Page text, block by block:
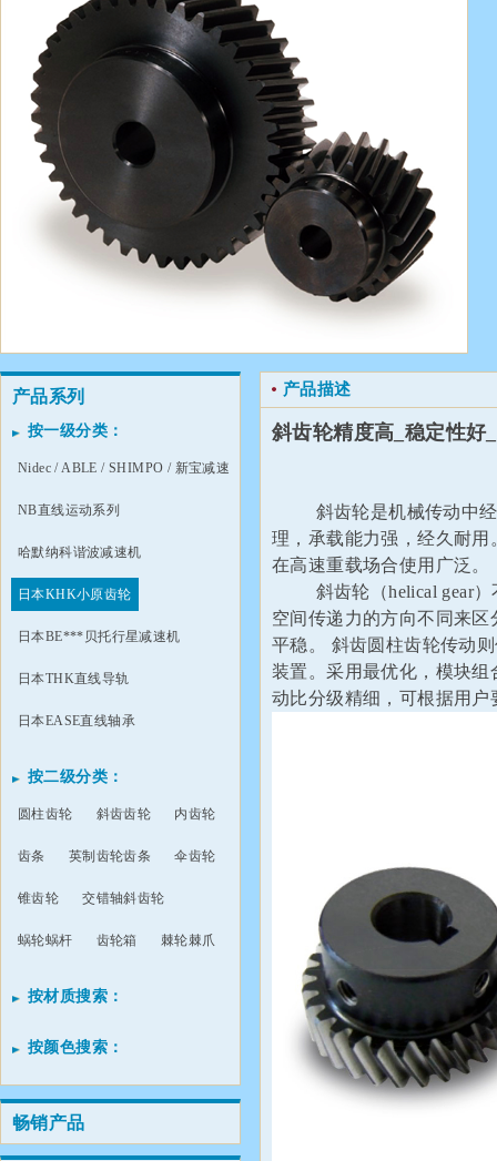
产品系列
按一级分类：
Nidec / ABLE / SHIMPO / 新宝减速
机
NB直线运动系列
哈默纳科谐波减速机
日本KHK小原齿轮
日本BE***贝托行星减速机
日本THK直线导轨
日本EASE直线轴承
按二级分类：
圆柱齿轮 斜齿齿轮 内齿轮
齿条 英制齿轮齿条 伞齿轮
锥齿轮 交错轴斜齿轮
蜗轮蜗杆 齿轮箱 棘轮棘爪
按材质搜索：
按颜色搜索：
畅销产品
产品描述
斜齿轮精度高_稳定性好
斜齿轮是机械传动中经
理，承载能力强，经久耐
在高速重载场合使用广泛。
斜齿轮（helical gear）
空间传递力的方向不同来
平稳。 斜齿圆柱齿轮传动
装置。采用最优化，模块
动比分级精细，可根据用